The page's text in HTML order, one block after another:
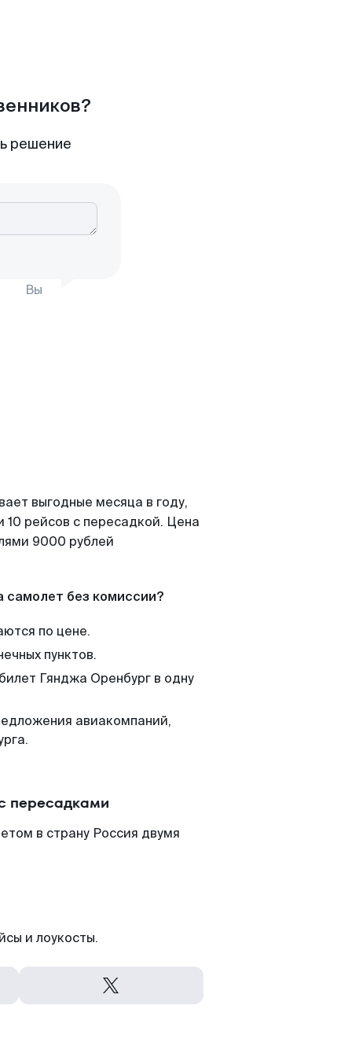
решение
Вы
выгодные месяца в году,
рейсов с пересадкой. Цена
9000 рублей
самолет без комиссии?
по цене.
пунктов.
Гянджа Оренбург в одну
авиакомпаний,
пересадками
в страну Россия двумя
и лоукосты.